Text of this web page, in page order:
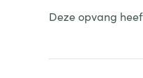
Deze opvang